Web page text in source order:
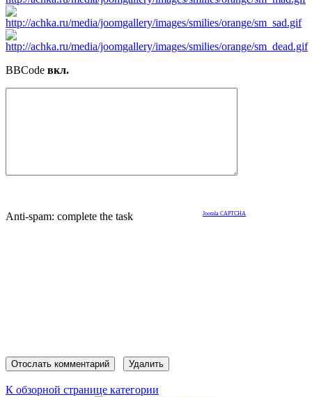
BBCode вкл.
Anti-spam: complete the task Joomla CAPTCHA
К обзорной странице категории